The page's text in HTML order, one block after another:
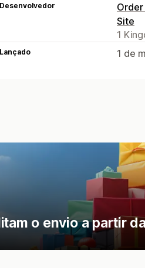
Desenvolvedor
Site
1
Lançado 1 de
o envio a partir